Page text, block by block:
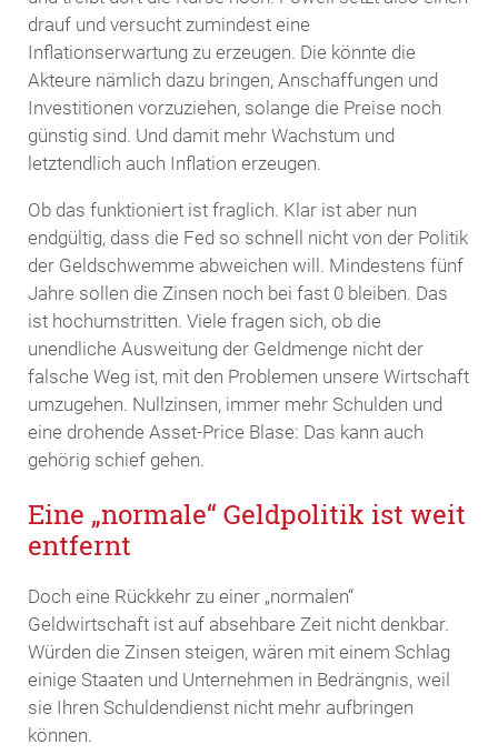
drauf und versucht zumindest eine
Inflationserwartung zu erzeugen. Die könnte die
Akteure nämlich dazu bringen, Anschaffungen und
Investitionen vorzuziehen, solange die Preise noch
günstig sind. Und damit mehr Wachstum und
letztendlich auch Inflation erzeugen.
Ob das funktioniert ist fraglich. Klar ist aber nun
endgültig, dass die Fed so schnell nicht von der Politik
der Geldschwemme abweichen will. Mindestens fünf
Jahre sollen die Zinsen noch bei fast 0 bleiben. Das
ist hochumstritten. Viele fragen sich, ob die
unendliche Ausweitung der Geldmenge nicht der
falsche Weg ist, mit den Problemen unsere Wirtschaft
umzugehen. Nullzinsen, immer mehr Schulden und
eine drohende Asset-Price Blase: Das kann auch
gehörig schief gehen.
Eine „normale“ Geldpolitik ist weit
entfernt
Doch eine Rückkehr zu einer „normalen“
Geldwirtschaft ist auf absehbare Zeit nicht denkbar.
Würden die Zinsen steigen, wären mit einem Schlag
einige Staaten und Unternehmen in Bedrängnis, weil
sie Ihren Schuldendienst nicht mehr aufbringen
können.